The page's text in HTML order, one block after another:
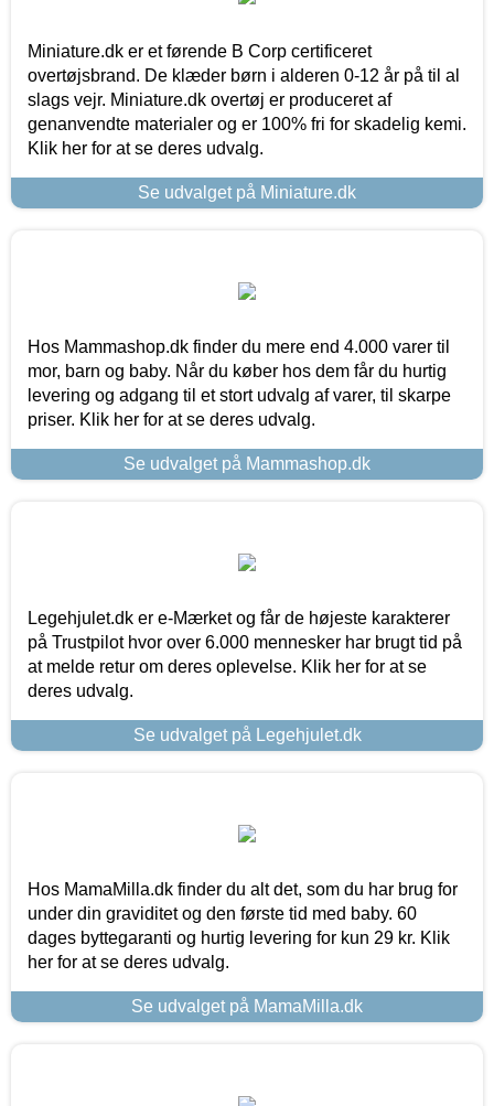
Miniature.dk er et førende B Corp certificeret
overtøjsbrand. De klæder børn i alderen 0-12 år på til al
slags vejr. Miniature.dk overtøj er produceret af
genanvendte materialer og er 100% fri for skadelig kemi.
Klik her for at se deres udvalg.
Se udvalget på Miniature.dk
Hos Mammashop.dk finder du mere end 4.000 varer til
mor, barn og baby. Når du køber hos dem får du hurtig
levering og adgang til et stort udvalg af varer, til skarpe
priser. Klik her for at se deres udvalg.
Se udvalget på Mammashop.dk
Legehjulet.dk er e-Mærket og får de højeste karakterer
på Trustpilot hvor over 6.000 mennesker har brugt tid på
at melde retur om deres oplevelse. Klik her for at se
deres udvalg.
Se udvalget på Legehjulet.dk
Hos MamaMilla.dk finder du alt det, som du har brug for
under din graviditet og den første tid med baby. 60
dages byttegaranti og hurtig levering for kun 29 kr. Klik
her for at se deres udvalg.
Se udvalget på MamaMilla.dk